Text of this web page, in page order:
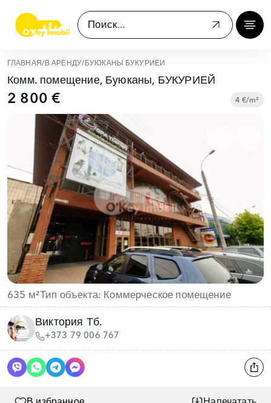
ГЛАВНАЯ/ В АРЕНДУ/ БУЮКАНЫ БУКУРИЕЙ
Комм. помещение, Буюканы, БУКУРИЕЙ
2 800 € 4 €/m²
635 м²Тип объекта: Коммерческое помещение
Виктория Тб.
+373 79 006 767